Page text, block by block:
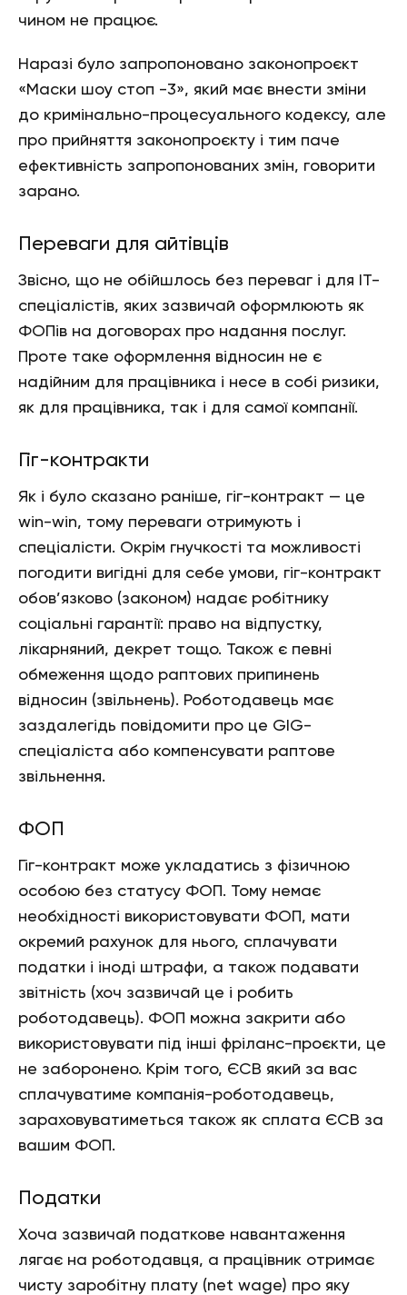
чином не працює.
Наразі було запропоновано законопроєкт
«Маски шоу стоп -3», який має внести зміни
до кримінально-процесуального кодексу, але
про прийняття законопроєкту і тим паче
ефективність запропонованих змін, говорити
зарано.
Переваги для айтівців
Звісно, що не обійшлось без переваг і для ІТ-
спеціалістів, яких зазвичай оформлюють як
ФОПів на договорах про надання послуг.
Проте таке оформлення відносин не є
надійним для працівника і несе в собі ризики,
як для працівника, так і для самої компанії.
Гіг-контракти
Як і було сказано раніше, гіг-контракт — це
win-win, тому переваги отримують і
спеціалісти. Окрім гнучкості та можливості
погодити вигідні для себе умови, гіг-контракт
обов’язково (законом) надає робітнику
соціальні гарантії: право на відпустку,
лікарняний, декрет тощо. Також є певні
обмеження щодо раптових припинень
відносин (звільнень). Роботодавець має
заздалегідь повідомити про це GIG-
спеціаліста або компенсувати раптове
звільнення.
ФОП
Гіг-контракт може укладатись з фізичною
особою без статусу ФОП. Тому немає
необхідності використовувати ФОП, мати
окремий рахунок для нього, сплачувати
податки і іноді штрафи, а також подавати
звітність (хоч зазвичай це і робить
роботодавець). ФОП можна закрити або
використовувати під інші фріланс-проєкти, це
не заборонено. Крім того, ЄСВ який за вас
сплачуватиме компанія-роботодавець,
зараховуватиметься також як сплата ЄСВ за
вашим ФОП.
Податки
Хоча зазвичай податкове навантаження
лягає на роботодавця, а працівник отримає
чисту заробітну плату (net wage) про яку